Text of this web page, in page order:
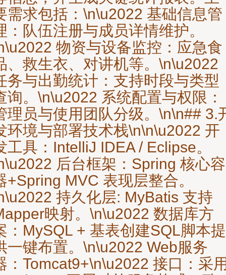
需求包括：\n\u2022 基础信息管
：队伍注册与成员详情维护。
物资与设备监控：应急食
、救生衣、对讲机等。\n\u2022
务与出勤统计：支持时段与类型
询。\n\u2022 系统配置与权限：
理员与使用团队分级。\n\n## 3.
环境与部署技术栈\n\n\u2022 开
工具：IntelliJ IDEA / Eclipse。
后台框架：Spring 核心容
+Spring MVC 表现层整合。
持久化层: MyBatis 支持
映射。\n\u2022 数据库方
：MySQL + 基表创建SQL脚本提
一键布置。\n\u2022 Web服务
：Tomcat9+\n\u2022 接口：采